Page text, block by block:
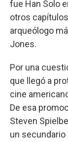
fue Han Solo
otros
arqueólogo
Jones.
Por una
que llegó a
cine
De esa
Steven
un secundario